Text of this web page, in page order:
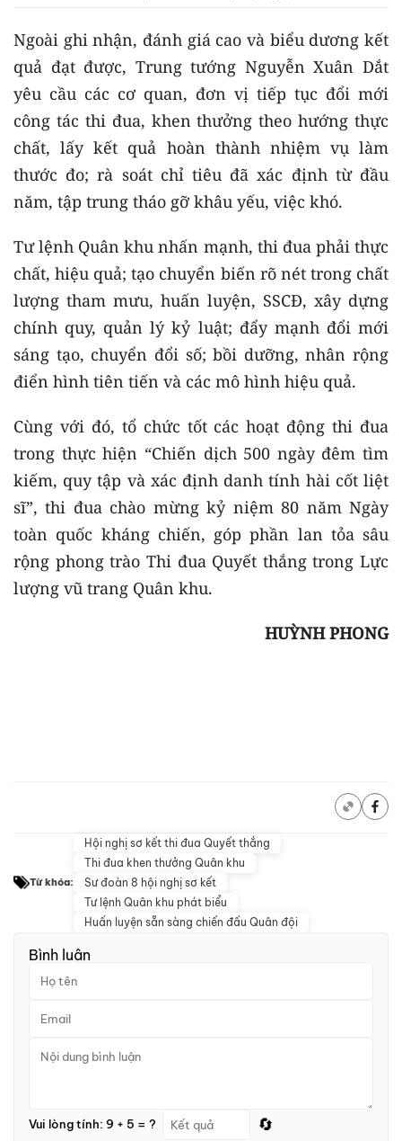
Ngoài ghi nhận, đánh giá cao và biểu dương kết
quả đạt được, Trung tướng Nguyễn Xuân Dắt
yêu cầu các cơ quan, đơn vị tiếp tục đổi mới
công tác thi đua, khen thưởng theo hướng thực
chất, lấy kết quả hoàn thành nhiệm vụ làm
thước đo; rà soát chỉ tiêu đã xác định từ đầu
năm, tập trung tháo gỡ khâu yếu, việc khó.
Tư lệnh Quân khu nhấn mạnh, thi đua phải thực
chất, hiệu quả; tạo chuyển biến rõ nét trong chất
lượng tham mưu, huấn luyện, SSCĐ, xây dựng
chính quy, quản lý kỷ luật; đẩy mạnh đổi mới
sáng tạo, chuyển đổi số; bồi dưỡng, nhân rộng
điển hình tiên tiến và các mô hình hiệu quả.
Cùng với đó, tổ chức tốt các hoạt động thi đua
trong thực hiện “Chiến dịch 500 ngày đêm tìm
kiếm, quy tập và xác định danh tính hài cốt liệt
sĩ”, thi đua chào mừng kỷ niệm 80 năm Ngày
toàn quốc kháng chiến, góp phần lan tỏa sâu
rộng phong trào Thi đua Quyết thắng trong Lực
lượng vũ trang Quân khu.
HUỲNH PHONG
Từ khóa:
Hội nghị sơ kết thi đua Quyết thắng
Thi đua khen thưởng Quân khu
Sư đoàn 8 hội nghị sơ kết
Tư lệnh Quân khu phát biểu
Huấn luyện sẵn sàng chiến đấu Quân đội
Bình luận
Vui lòng tính: 9 + 5 = ? 🔄